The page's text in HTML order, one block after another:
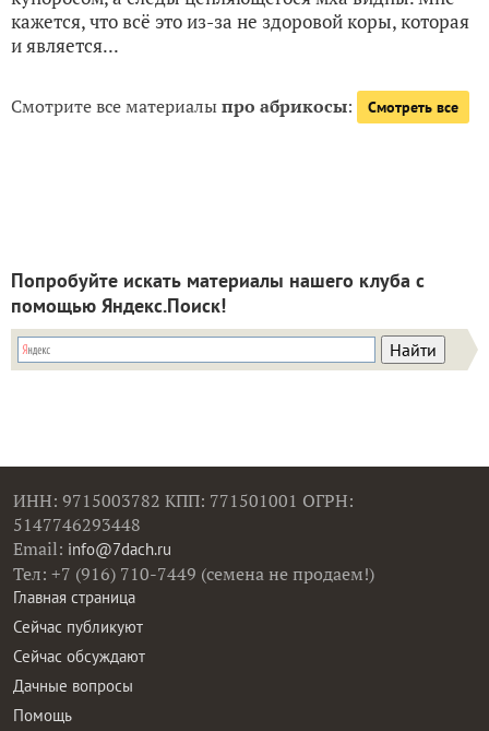
кажется, что всё это из-за не здоровой коры, которая
и является...
Смотрите все материалыпро абрикосы: Смотреть все
Попробуйте искать материалы нашего клуба с
помощью Яндекс.Поиск!
ИНН: 9715003782 КПП: 771501001 ОГРН:
5147746293448
Email: info@7dach.ru
Тел: +7 (916) 710-7449 (семена не продаем!)
Главная страница
Сейчас публикуют
Сейчас обсуждают
Дачные вопросы
Помощь